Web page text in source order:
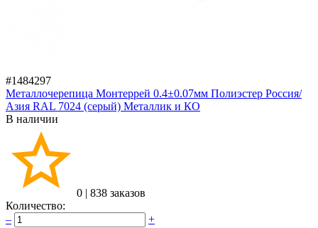
#1484297
Металлочерепица Монтеррей 0.4±0.07мм Полиэстер Россия/
Азия RAL 7024 (серый) Металлик и КО
В наличии
0 | 838 заказов
Количество:
–
+